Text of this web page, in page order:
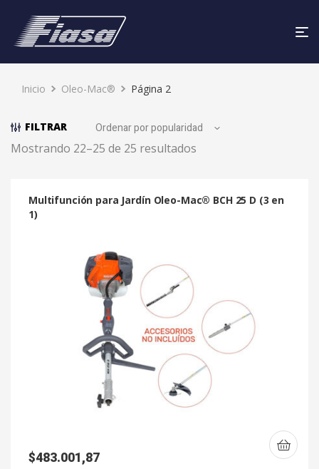
Inicio Oleo-Mac® Página 2
FILTRAR
Mostrando 22–25 de 25 resultados
Multifunción para Jardín Oleo-Mac® BCH 25 D (3 en
1)
$483.001,87